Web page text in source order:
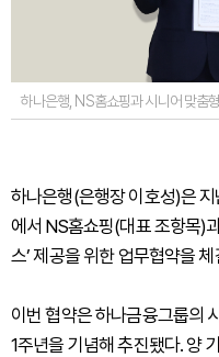
하나은행, NS홈쇼핑과 시니어 맞춤
하나은행(은행장 이호성)은
에서 NS홈쇼핑(대표 조항목)
스’ 제공을 위한 업무협약을
이번 협약은 하나금융그룹의
1주년을 기념해 추진됐다. 양